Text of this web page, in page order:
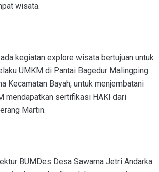
wisata.
kegiatan explore wisata bertujuan untuk
UMKM di Pantai Bagedur Malingping
Kecamatan Bayah, untuk menjembatani
mendapatkan sertifikasi HAKI dari
Martin.
BUMDes Desa Sawarna Jetri Andarka